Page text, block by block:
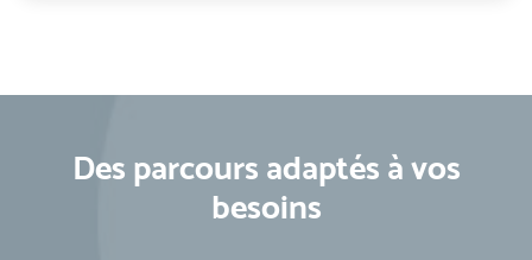
Des parcours adaptés à vos
besoins